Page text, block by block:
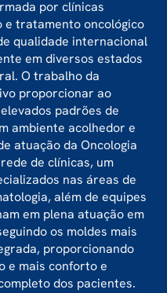
de perto durante
por clínicas
e tratamento oncológico
qualidade internacional
em diversos estados
O trabalho da
proporcionar ao
padrões de
ambiente acolhedor e
atuação da Oncologia
de clínicas, um
nas áreas de
além de equipes
em plena atuação em
os moldes mais
proporcionando
e mais conforto e
dos pacientes.